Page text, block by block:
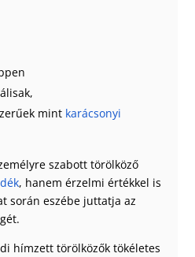
mint karácsonyi
szabott törölköző
, hanem érzelmi értékkel is
során eszébe juttatja az
hímzett törölközők tökéletes